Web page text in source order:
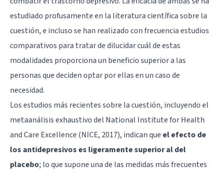
estudiado profusamente en la literatura científica sobre la
cuestión, e incluso se han realizado con frecuencia estudios
comparativos para tratar de dilucidar cuál de estas
modalidades proporciona un beneficio superior a las
personas que deciden optar por ellas en un caso de
necesidad.
Los estudios más recientes sobre la cuestión, incluyendo el
metaanálisis exhaustivo del National Institute for Health
and Care Excellence (NICE, 2017), indican que el efecto de
los antidepresivos es ligeramente superior al del
placebo; lo que supone una de las medidas más frecuentes